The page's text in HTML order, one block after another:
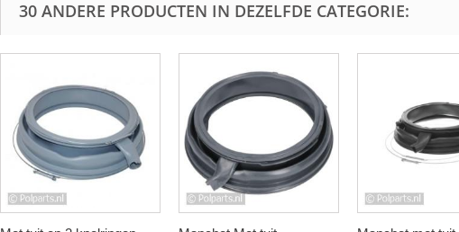
30 ANDERE PRODUCTEN IN DEZELFDE CATEGORIE: